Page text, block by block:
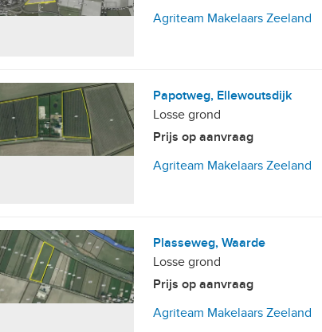
Agriteam Makelaars Zeeland
Papotweg, Ellewoutsdijk
Losse grond
Prijs op aanvraag
Agriteam Makelaars Zeeland
Plasseweg, Waarde
Losse grond
Prijs op aanvraag
Agriteam Makelaars Zeeland